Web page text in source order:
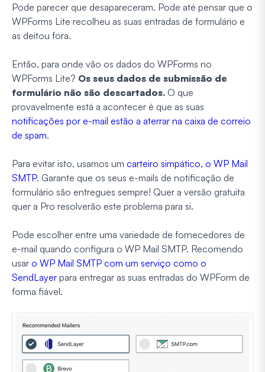
Pode parecer que desapareceram. Pode até pensar que o
WPForms Lite recolheu as suas entradas de formulário e
as deitou fora.
Então, para onde vão os dados do WPForms no
WPForms Lite? Os seus dados de submissão de
formulário não são descartados. O que
provavelmente está a acontecer é que as suas
notificações por e-mail estão a aterrar na caixa de correio
de spam.
Para evitar isto, usamos um carteiro simpático, o WP Mail
SMTP. Garante que os seus e-mails de notificação de
formulário são entregues sempre! Quer a versão gratuita
quer a Pro resolverão este problema para si.
Pode escolher entre uma variedade de fornecedores de
e-mail quando configura o WP Mail SMTP. Recomendo
usar o WP Mail SMTP com um serviço como o
SendLayer para entregar as suas entradas do WPForm de
forma fiável.